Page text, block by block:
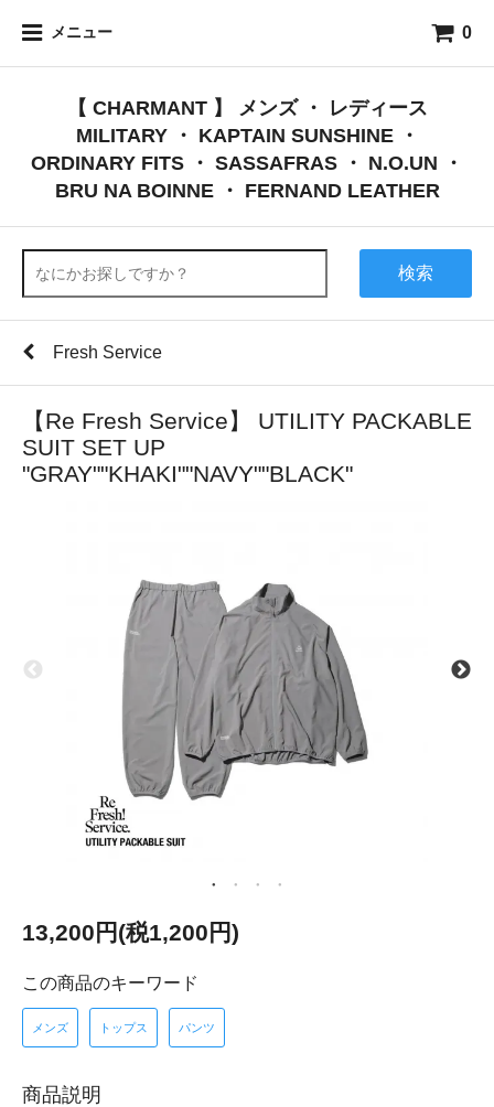
メニュー 0
【 CHARMANT 】 メンズ ・ レディース
MILITARY ・ KAPTAIN SUNSHINE ・
ORDINARY FITS ・ SASSAFRAS ・ N.O.UN ・
BRU NA BOINNE ・ FERNAND LEATHER
検索
Fresh Service
【Re Fresh Service】 UTILITY PACKABLE
SUIT SET UP
"GRAY""KHAKI""NAVY""BLACK"
13,200円(税1,200円)
この商品のキーワード
メンズ トップス パンツ
商品説明